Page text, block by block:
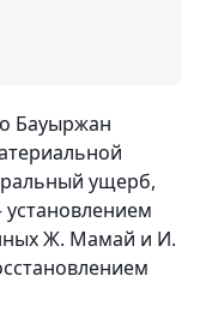
Бауыржан
ущерб,
Ж. Мамай и И.